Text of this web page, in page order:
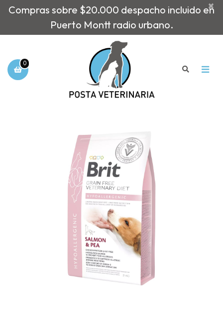
Compras sobre $20.000 despacho incluido en
Puerto Montt radio urbano.
×
0